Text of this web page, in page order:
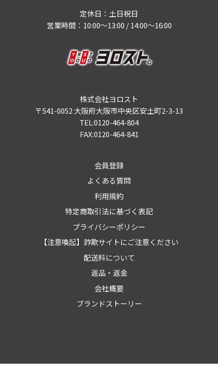
定休日：土日祝日
営業時間：10:00～13:00 / 14:00～16:00
株式会社ヨロスト
〒541-0052 大阪府大阪市中央区安土町2-3-13
TEL:0120-464-804
FAX:0120-464-841
会員登録
よくある質問
利用規約
特定商取引法に基づく表記
プライバシーポリシー
【注意喚起】詐欺サイトにご注意ください
配送料について
返品・返金
会社概要
ブランドストーリー
© 2023自動車整備用品・物流用品の通販 ヨロスト。